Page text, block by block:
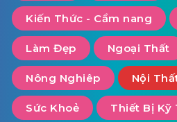
Kiến Thức - Cẩm nang
Làm Đẹp Ngoại Thất
Nông Nghiêp Nội
Sức Khoẻ Thiết Bị Kỹ